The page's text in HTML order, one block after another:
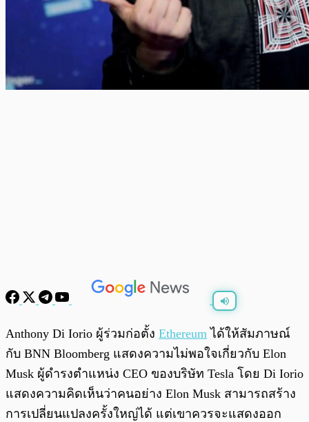
0:00
Anthony Di Iorio ผู้ร่วมก่อตั้ง Ethereum ได้ให้สัมภาษณ์
กับ BNN Bloomberg แสดงความไม่พอใจเกี่ยวกับ Elon
Musk ผู้ดำรงตำแหน่ง CEO ของบริษัท Tesla โดย Di Iorio
แสดงความคิดเห็นว่าคนอย่าง Elon Musk สามารถสร้าง
การเปลี่ยนแปลงครั้งใหญ่ได้ แต่เขาควรจะแสดงออก